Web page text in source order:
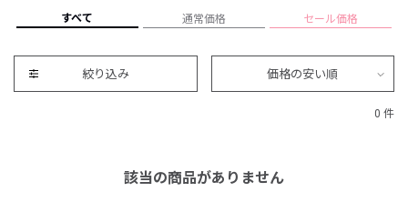
すべて 通常価格 セール価格
絞り込み 価格の安い順
0 件
該当の商品がありません